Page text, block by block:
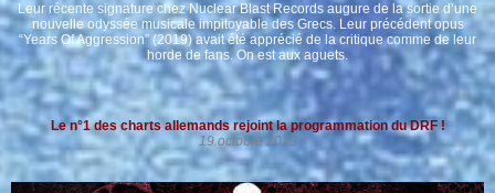
Leur récente signature chez Nuclear Blast Records augure de la sortie d’une
nouvelle odyssée musicale impitoyable des Grecs. Leur précédent opus
“Years Of Aggression” (2019) avait été apprécié de la critique comme de leur
horde de fans. On est aux aguets.
Le n°1 des charts allemands rejoint la programmation du DRF !
19 octobre 2023